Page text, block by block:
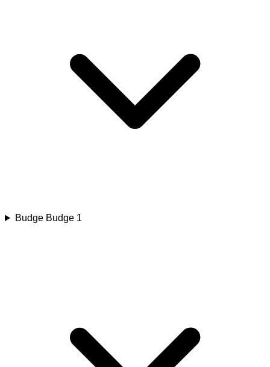
Budge Budge 1